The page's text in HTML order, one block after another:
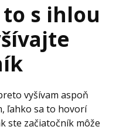
s ihlou
vyšívam aspoň
ľahko sa to hovorí
ste začiatočník môže